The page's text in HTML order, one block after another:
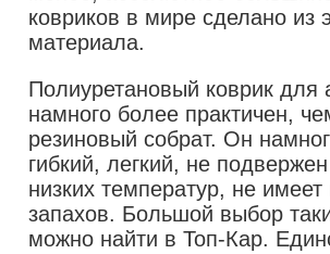
ковриков в мире сделано из
материала.
Полиуретановый коврик для
намного более практичен,
резиновый собрат. Он
гибкий, легкий, не
низких температур, не
запахов. Большой выбор
можно найти в Топ-Кар.